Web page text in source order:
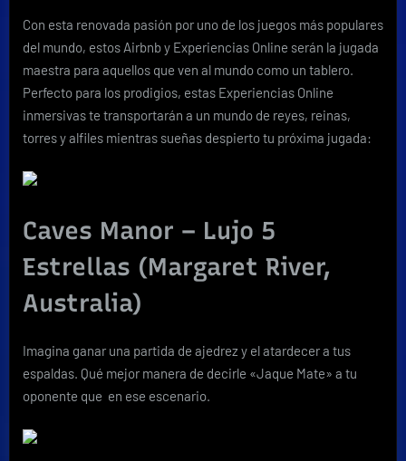
que
despertarán
su
campeón
de
ajedrez
Con esta renovada pasión por uno de los juegos más populares
del mundo, estos Airbnb y Experiencias Online serán la jugada
maestra para aquellos que ven al mundo como un tablero.
Perfecto para los prodigios, estas Experiencias Online
inmersivas te transportarán a un mundo de reyes, reinas,
torres y alfiles mientras sueñas despierto tu próxima jugada:
Caves Manor – Lujo 5
Estrellas (Margaret River,
Australia)
Imagina ganar una partida de ajedrez y el atardecer a tus
espaldas. Qué mejor manera de decirle «Jaque Mate» a tu
oponente que en ese escenario.